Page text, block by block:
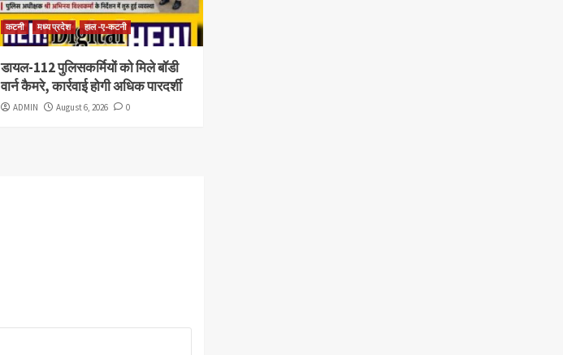
कटनी मध्य प्रदेश हाल -ए-कटनी
डायल-112 पुलिसकर्मियों को मिले बॉडी
वार्न कैमरे, कार्रवाई होगी अधिक पारदर्शी
ADMIN August 6, 2026 0